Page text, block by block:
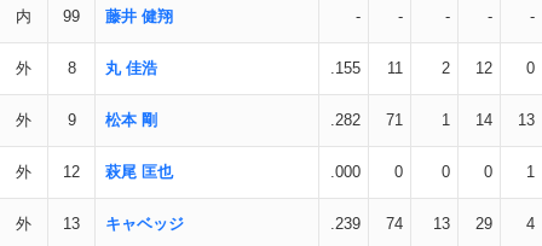
内 99 藤井 健翔 - - - - -
外 8 丸 佳浩 .155 11 2 12 0
外 9 松本 剛 .282 71 1 14 13
外 12 萩尾 匡也 .000 0 0 0 1
外 13 キャベッジ .239 74 13 29 4